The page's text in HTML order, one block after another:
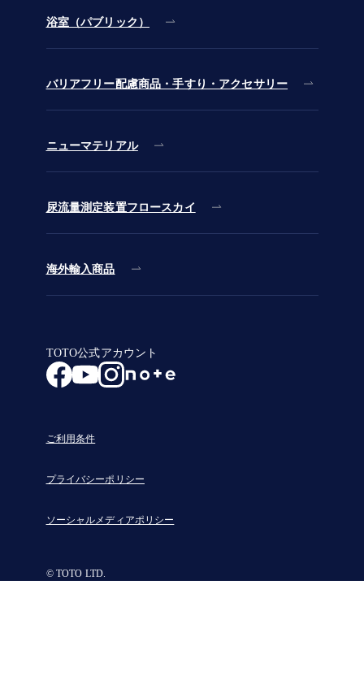
浴室（パブリック）
バリアフリー配慮商品・手すり・アクセサリー
ニューマテリアル
尿流量測定装置フロースカイ
海外輸入商品
TOTO公式アカウント
ご利用条件
プライバシーポリシー
ソーシャルメディアポリシー
© TOTO LTD.